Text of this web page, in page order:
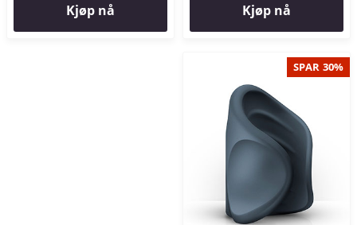
Kjøp nå Kjøp nå
SPAR 30%